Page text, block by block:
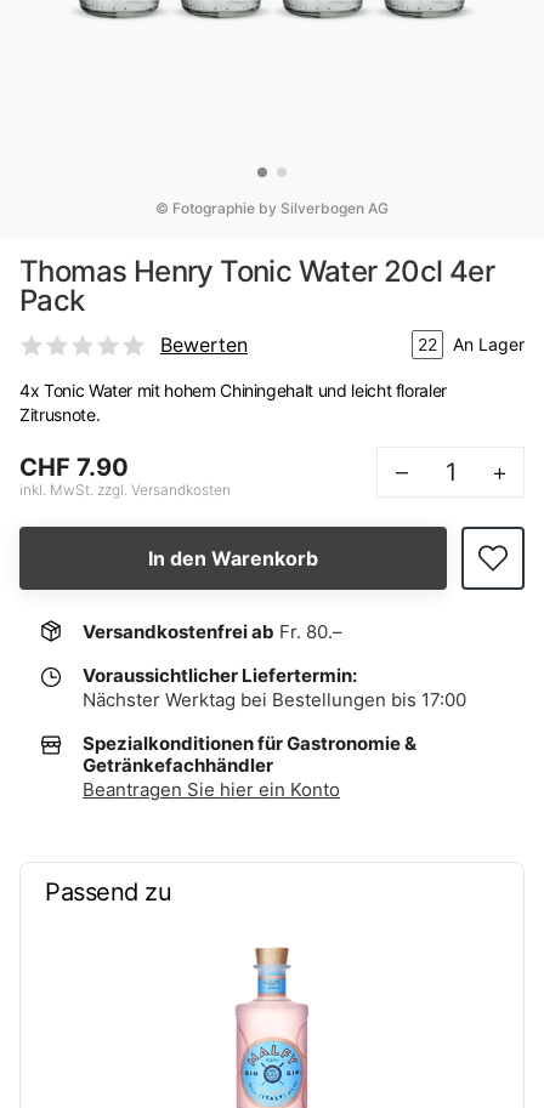
© Fotographie by Silverbogen AG
Thomas Henry Tonic Water 20cl 4er
Pack
Bewerten 22 An Lager
4x Tonic Water mit hohem Chiningehalt und leicht floraler
Zitrusnote.
CHF 7.90
inkl. MwSt. zzgl. Versandkosten
– +
In den Warenkorb
Versandkostenfrei ab Fr. 80.–
Voraussichtlicher Liefertermin:
Nächster Werktag bei Bestellungen bis 17:00
Spezialkonditionen für Gastronomie &
Getränkefachhändler
Beantragen Sie hier ein Konto
Passend zu